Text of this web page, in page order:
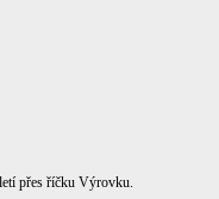
přes říčku Výrovku.